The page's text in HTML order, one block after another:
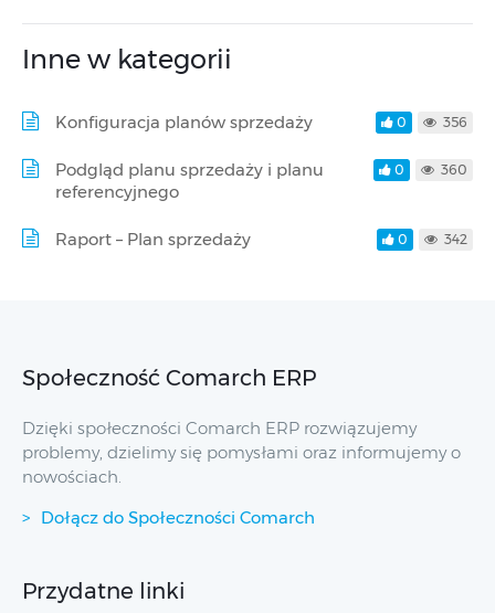
Inne w kategorii
Konfiguracja planów sprzedaży 0 356
Podgląd planu sprzedaży i planu
referencyjnego
0 360
Raport – Plan sprzedaży 0 342
Społeczność Comarch ERP
Dzięki społeczności Comarch ERP rozwiązujemy
problemy, dzielimy się pomysłami oraz informujemy o
nowościach.
Dołącz do Społeczności Comarch
Przydatne linki